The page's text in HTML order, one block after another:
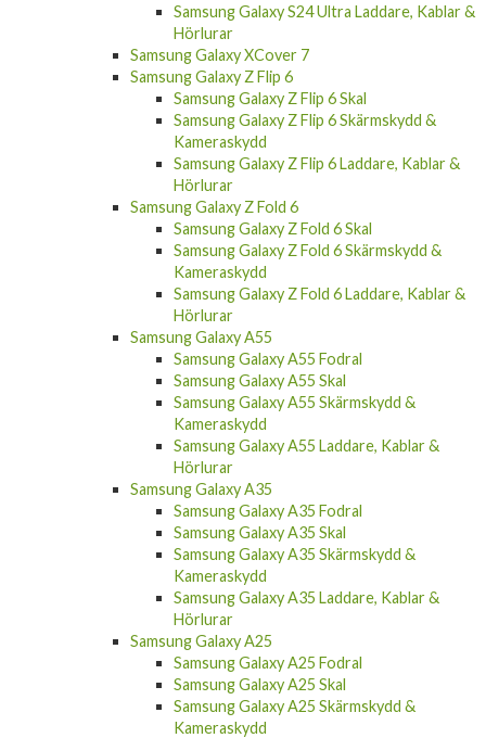
Samsung Galaxy S24 Ultra Laddare, Kablar &
Hörlurar
Samsung Galaxy XCover 7
Samsung Galaxy Z Flip 6
Samsung Galaxy Z Flip 6 Skal
Samsung Galaxy Z Flip 6 Skärmskydd &
Kameraskydd
Samsung Galaxy Z Flip 6 Laddare, Kablar &
Hörlurar
Samsung Galaxy Z Fold 6
Samsung Galaxy Z Fold 6 Skal
Samsung Galaxy Z Fold 6 Skärmskydd &
Kameraskydd
Samsung Galaxy Z Fold 6 Laddare, Kablar &
Hörlurar
Samsung Galaxy A55
Samsung Galaxy A55 Fodral
Samsung Galaxy A55 Skal
Samsung Galaxy A55 Skärmskydd &
Kameraskydd
Samsung Galaxy A55 Laddare, Kablar &
Hörlurar
Samsung Galaxy A35
Samsung Galaxy A35 Fodral
Samsung Galaxy A35 Skal
Samsung Galaxy A35 Skärmskydd &
Kameraskydd
Samsung Galaxy A35 Laddare, Kablar &
Hörlurar
Samsung Galaxy A25
Samsung Galaxy A25 Fodral
Samsung Galaxy A25 Skal
Samsung Galaxy A25 Skärmskydd &
Kameraskydd